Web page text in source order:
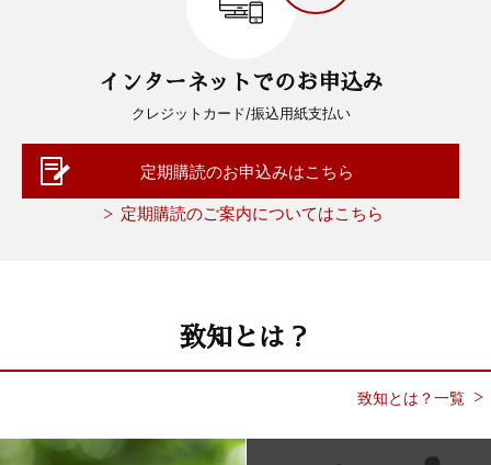
インターネットでのお申込み
クレジットカード/振込用紙支払い
定期購読のお申込みはこちら
定期購読のご案内についてはこちら
致知とは？
致知とは？一覧